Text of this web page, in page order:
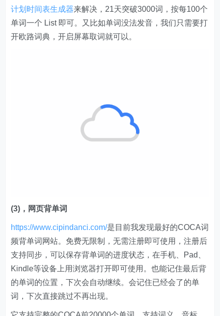
开欧路词典，开启屏幕取词就可以。
频背单词网站。免费无限制，无需注册即可使用，注册后
支持同步，可以保存背单词的进度状态，在手机、Pad、
Kindle等设备上用浏览器打开即可使用。也能记住最后背
的单词的位置，下次会自动继续。会记住已经会了的单
词，下次直接跳过不再出现。
它支持完整的COCA前20000个单词，支持词义、音标、
配图、发音，左右脑协助记忆，效率更高。单词的中文解
释也是按词频度来的，翻译程度最高的排在前面。每个单